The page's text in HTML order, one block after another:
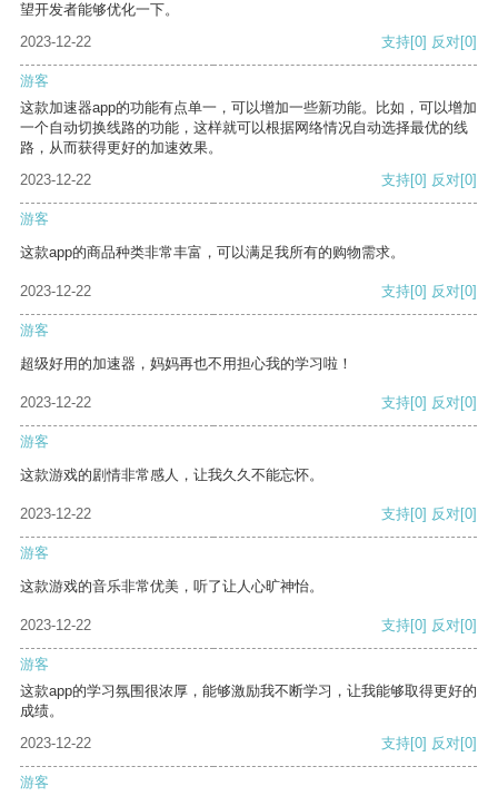
望开发者能够优化一下。
2023-12-22
支持[0] 反对[0]
游客
这款加速器app的功能有点单一，可以增加一些新功能。比如，可以增加
一个自动切换线路的功能，这样就可以根据网络情况自动选择最优的线
路，从而获得更好的加速效果。
2023-12-22
支持[0] 反对[0]
游客
这款app的商品种类非常丰富，可以满足我所有的购物需求。
2023-12-22 支持[0] 反对[0]
游客
超级好用的加速器，妈妈再也不用担心我的学习啦！
2023-12-22 支持[0] 反对[0]
游客
这款游戏的剧情非常感人，让我久久不能忘怀。
2023-12-22 支持[0] 反对[0]
游客
这款游戏的音乐非常优美，听了让人心旷神怡。
2023-12-22 支持[0] 反对[0]
游客
这款app的学习氛围很浓厚，能够激励我不断学习，让我能够取得更好的
成绩。
2023-12-22
支持[0] 反对[0]
游客